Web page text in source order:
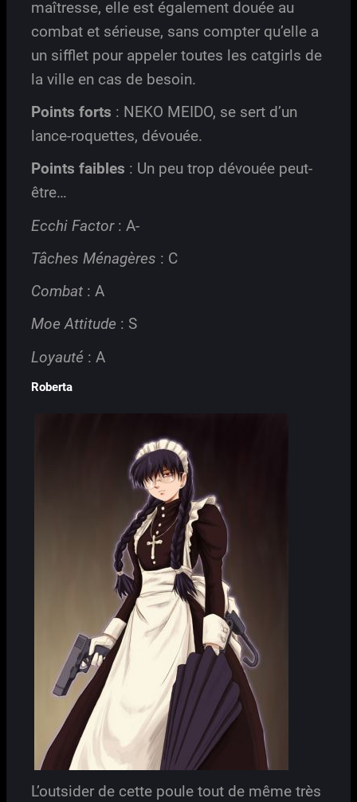
maîtresse, elle est également douée au
combat et sérieuse, sans compter qu’elle a
un sifflet pour appeler toutes les catgirls de
la ville en cas de besoin.
Points forts : NEKO MEIDO, se sert d’un
lance-roquettes, dévouée.
Points faibles : Un peu trop dévouée peut-
être…
Ecchi Factor: A-
Tâches Ménagères : C
Combat : A
Moe Attitude : S
Loyauté : A
Roberta
L’outsider de cette poule tout de même très